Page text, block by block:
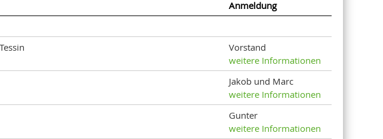
Anmeldung
Vorstand
weitere Informationen
Jakob und Marc
weitere Informationen
Gunter
weitere Informationen